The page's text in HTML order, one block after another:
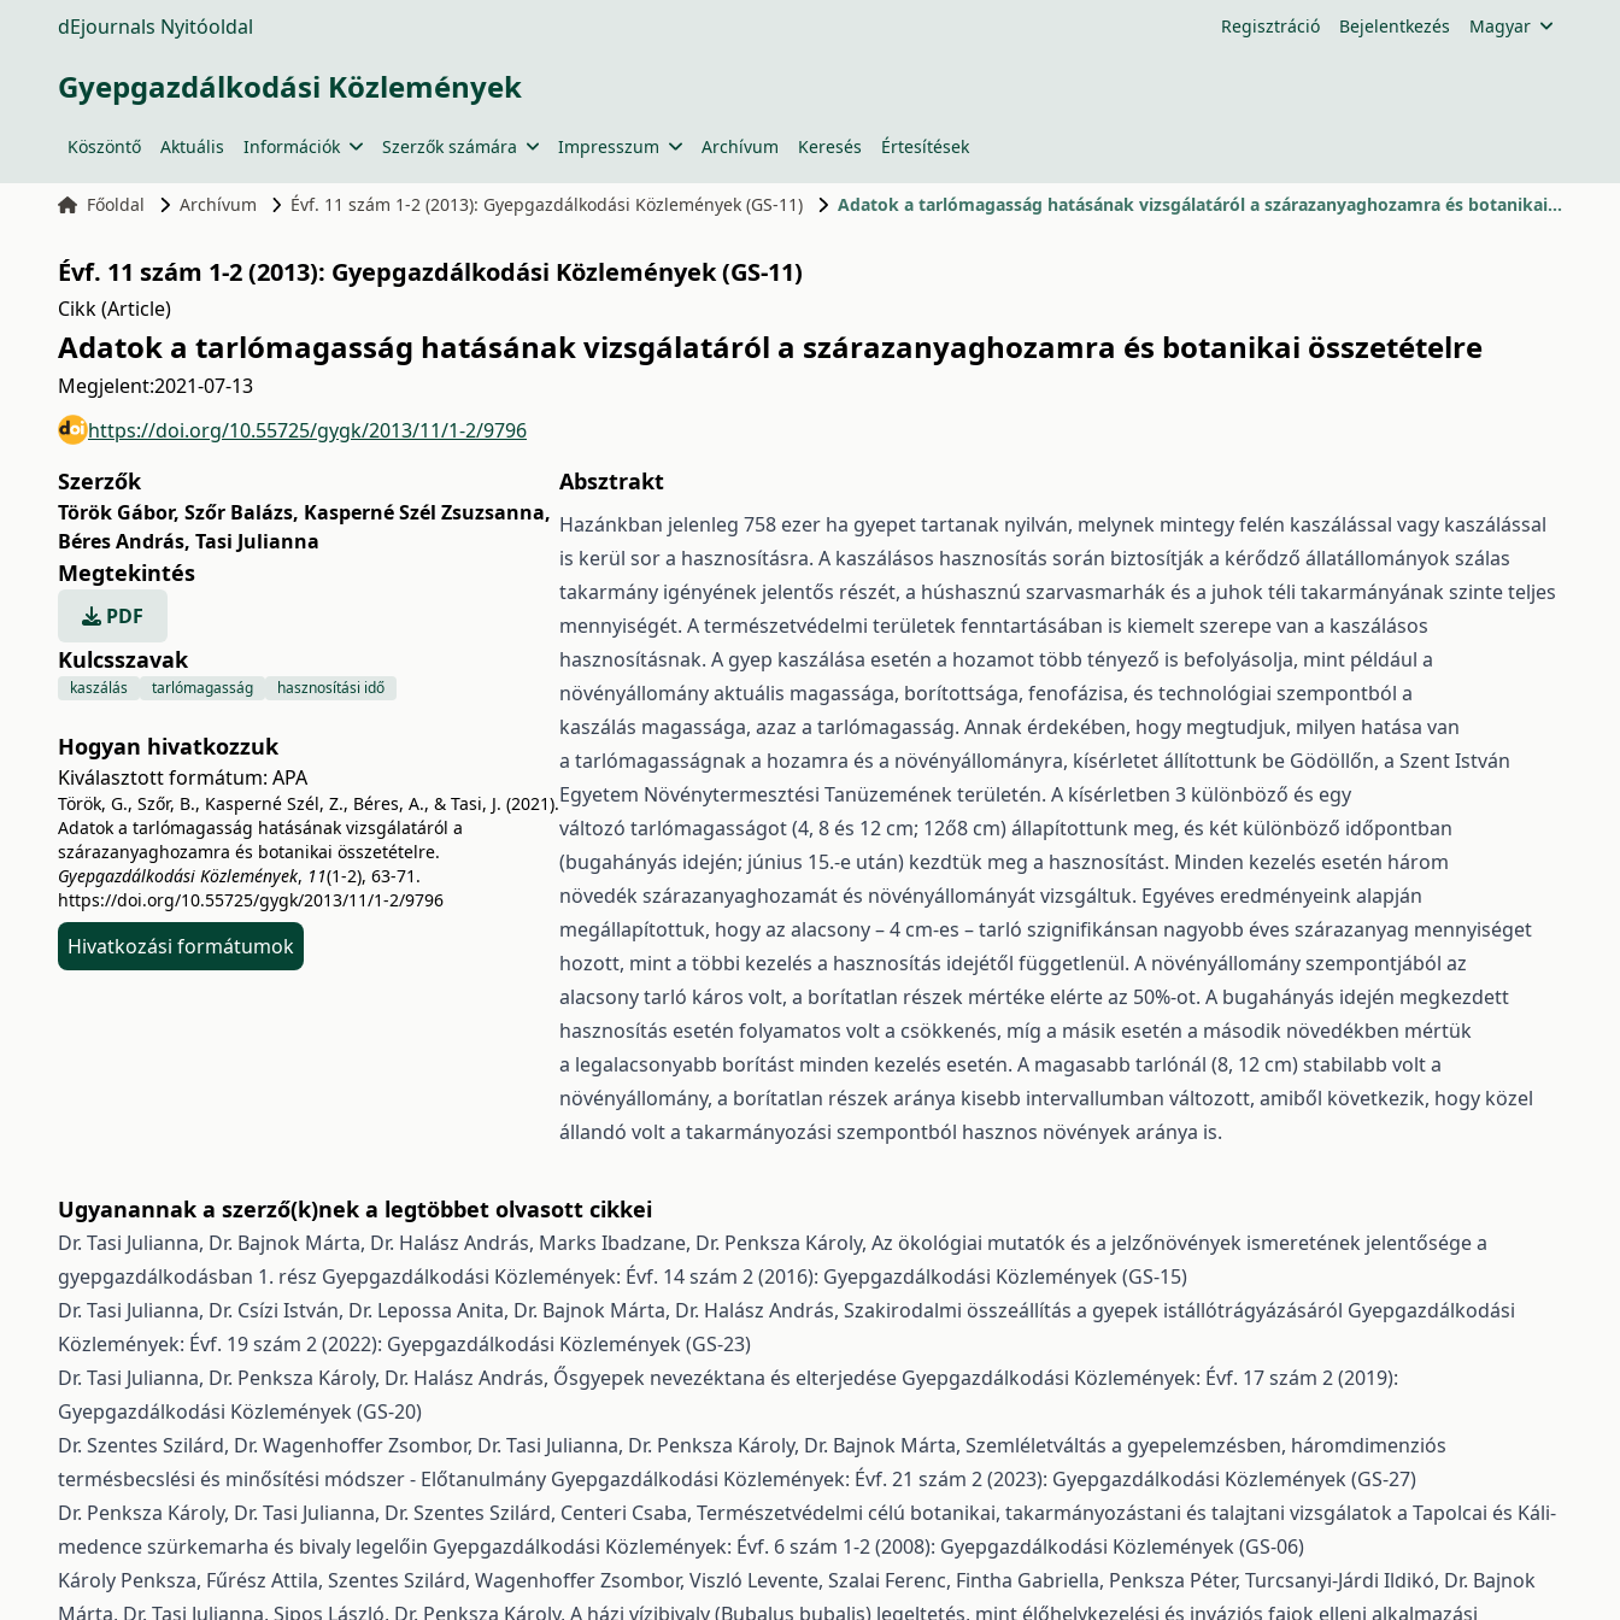
dEjournals Nyitóoldal Regisztráció Bejelentkezés Magyar
Gyepgazdálkodási Közlemények
Köszöntő Aktuális Információk Szerzők számára Impresszum Archívum Keresés Értesítések
Főoldal Archívum Évf. 11 szám 1-2 (2013): Gyepgazdálkodási Közlemények (GS-11) Adatok a tarlómagasság hatásának vizsgálatáról a szárazanyaghozamra és botanikai összetételre
Évf. 11 szám 1-2 (2013): Gyepgazdálkodási Közlemények (GS-11)
Cikk (Article)
Adatok a tarlómagasság hatásának vizsgálatáról a szárazanyaghozamra és botanikai összetételre
Megjelent:2021-07-13
https://doi.org/10.55725/gygk/2013/11/1-2/9796
Szerzők
Török Gábor, Szőr Balázs, Kasperné Szél Zsuzsanna,
Béres András, Tasi Julianna
Megtekintés
PDF
Kulcsszavak
kaszálás tarlómagasság hasznosítási idő
Hogyan hivatkozzuk
Kiválasztott formátum: APA
Török, G., Szőr, B., Kasperné Szél, Z., Béres, A., & Tasi, J. (2021).
Adatok a tarlómagasság hatásának vizsgálatáról a
szárazanyaghozamra és botanikai összetételre.
Gyepgazdálkodási Közlemények, 11(1-2), 63-71.
https://doi.org/10.55725/gygk/2013/11/1-2/9796
Hivatkozási formátumok
Absztrakt
Hazánkban jelenleg 758 ezer ha gyepet tartanak nyilván, melynek mintegy felén kaszálással vagy kaszálással
is kerül sor a hasznosításra. A kaszálásos hasznosítás során biztosítják a kérődző állatállományok szálas
takarmány igényének jelentős részét, a húshasznú szarvasmarhák és a juhok téli takarmányának szinte teljes
mennyiségét. A természetvédelmi területek fenntartásában is kiemelt szerepe van a kaszálásos
hasznosításnak. A gyep kaszálása esetén a hozamot több tényező is befolyásolja, mint például a
növényállomány aktuális magassága, borítottsága, fenofázisa, és technológiai szempontból a
kaszálás magassága, azaz a tarlómagasság. Annak érdekében, hogy megtudjuk, milyen hatása van
a tarlómagasságnak a hozamra és a növényállományra, kísérletet állítottunk be Gödöllőn, a Szent István
Egyetem Növénytermesztési Tanüzemének területén. A kísérletben 3 különböző és egy
változó tarlómagasságot (4, 8 és 12 cm; 12ő8 cm) állapítottunk meg, és két különböző időpontban
(bugahányás idején; június 15.-e után) kezdtük meg a hasznosítást. Minden kezelés esetén három
növedék szárazanyaghozamát és növényállományát vizsgáltuk. Egyéves eredményeink alapján
megállapítottuk, hogy az alacsony – 4 cm-es – tarló szignifikánsan nagyobb éves szárazanyag mennyiséget
hozott, mint a többi kezelés a hasznosítás idejétől függetlenül. A növényállomány szempontjából az
alacsony tarló káros volt, a borítatlan részek mértéke elérte az 50%-ot. A bugahányás idején megkezdett
hasznosítás esetén folyamatos volt a csökkenés, míg a másik esetén a második növedékben mértük
a legalacsonyabb borítást minden kezelés esetén. A magasabb tarlónál (8, 12 cm) stabilabb volt a
növényállomány, a borítatlan részek aránya kisebb intervallumban változott, amiből következik, hogy közel
állandó volt a takarmányozási szempontból hasznos növények aránya is.
Ugyanannak a szerző(k)nek a legtöbbet olvasott cikkei
Dr. Tasi Julianna, Dr. Bajnok Márta, Dr. Halász András, Marks Ibadzane, Dr. Penksza Károly, Az ökológiai mutatók és a jelzőnövények ismeretének jelentősége a
gyepgazdálkodásban 1. rész Gyepgazdálkodási Közlemények: Évf. 14 szám 2 (2016): Gyepgazdálkodási Közlemények (GS-15)
Dr. Tasi Julianna, Dr. Csízi István, Dr. Lepossa Anita, Dr. Bajnok Márta, Dr. Halász András, Szakirodalmi összeállítás a gyepek istállótrágyázásáról Gyepgazdálkodási
Közlemények: Évf. 19 szám 2 (2022): Gyepgazdálkodási Közlemények (GS-23)
Dr. Tasi Julianna, Dr. Penksza Károly, Dr. Halász András, Ősgyepek nevezéktana és elterjedése Gyepgazdálkodási Közlemények: Évf. 17 szám 2 (2019):
Gyepgazdálkodási Közlemények (GS-20)
Dr. Szentes Szilárd, Dr. Wagenhoffer Zsombor, Dr. Tasi Julianna, Dr. Penksza Károly, Dr. Bajnok Márta, Szemléletváltás a gyepelemzésben, háromdimenziós
termésbecslési és minősítési módszer - Előtanulmány Gyepgazdálkodási Közlemények: Évf. 21 szám 2 (2023): Gyepgazdálkodási Közlemények (GS-27)
Dr. Penksza Károly, Dr. Tasi Julianna, Dr. Szentes Szilárd, Centeri Csaba, Természetvédelmi célú botanikai, takarmányozástani és talajtani vizsgálatok a Tapolcai és Káli-
medence szürkemarha és bivaly legelőin Gyepgazdálkodási Közlemények: Évf. 6 szám 1-2 (2008): Gyepgazdálkodási Közlemények (GS-06)
Károly Penksza, Fűrész Attila, Szentes Szilárd, Wagenhoffer Zsombor, Viszló Levente, Szalai Ferenc, Fintha Gabriella, Penksza Péter, Turcsanyi-Járdi Ildikó, Dr. Bajnok
Márta, Dr. Tasi Julianna, Sipos László, Dr. Penksza Károly, A házi vízibivaly (Bubalus bubalis) legeltetés, mint élőhelykezelési és inváziós fajok elleni alkalmazási